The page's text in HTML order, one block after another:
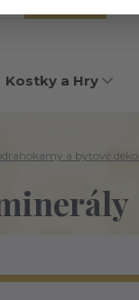
Kostky a Hry
a bytové